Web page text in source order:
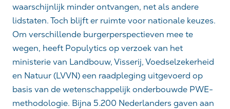
waarschijnlijk minder ontvangen, net als andere
lidstaten. Toch blijft er ruimte voor nationale keuzes.
Om verschillende burgerperspectieven mee te
wegen, heeft Populytics op verzoek van het
ministerie van Landbouw, Visserij, Voedselzekerheid
en Natuur (LVVN) een raadpleging uitgevoerd op
basis van de wetenschappelijk onderbouwde PWE-
methodologie. Bijna 5.200 Nederlanders gaven aan